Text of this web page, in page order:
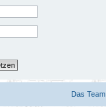
Das Team